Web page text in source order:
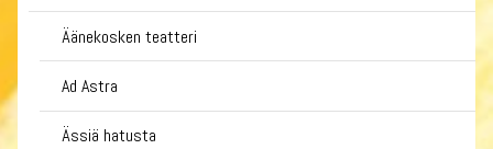
Äänekosken teatteri
Ad Astra
Ässiä hatusta